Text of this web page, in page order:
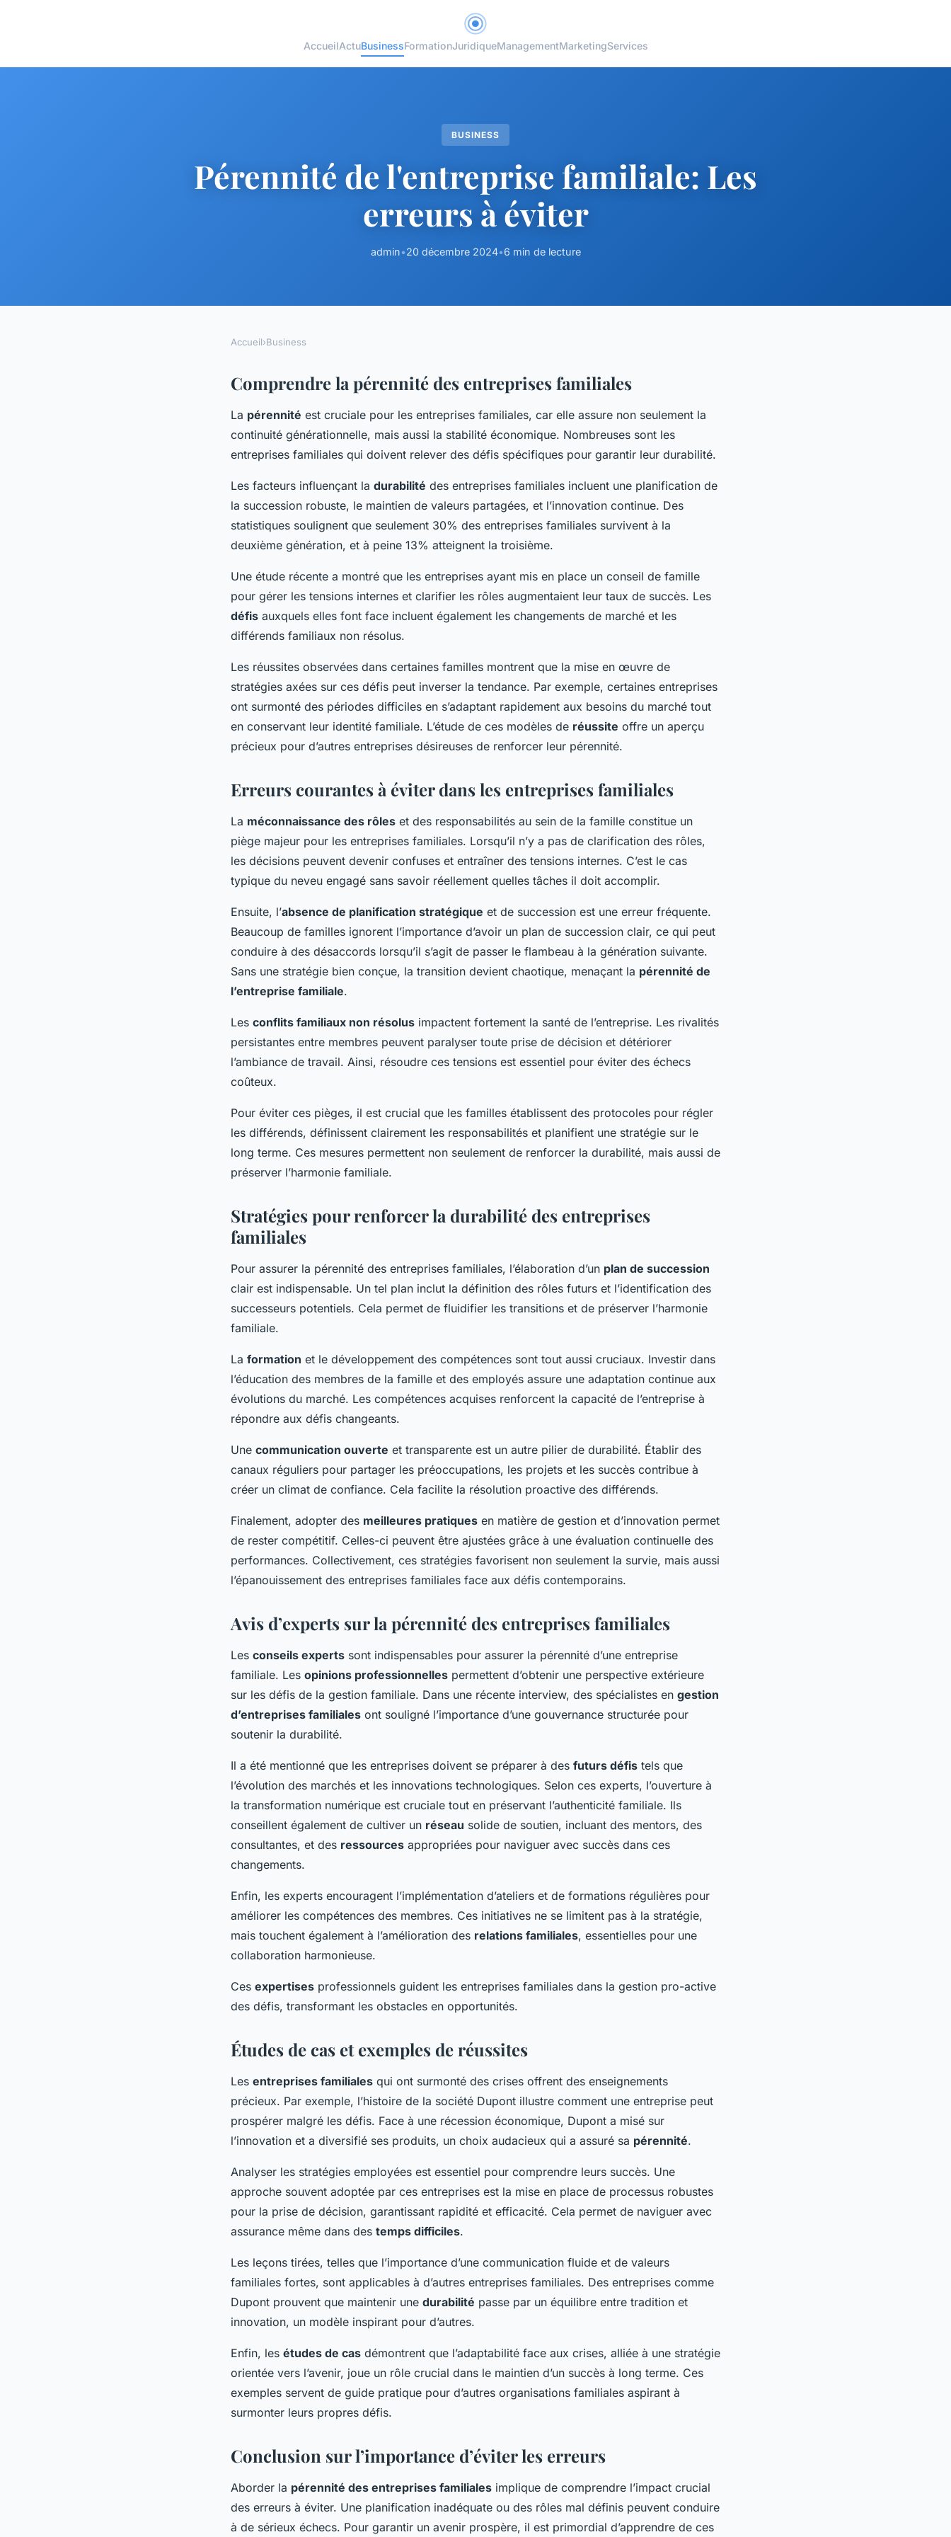
AccueilActuBusinessFormationJuridiqueManagementMarketingServices
BUSINESS
Pérennité de l'entreprise familiale: Les
erreurs à éviter
admin•20 décembre 2024•6 min de lecture
Accueil›Business
Comprendre la pérennité des entreprises familiales
La pérennité est cruciale pour les entreprises familiales, car elle assure non seulement la
continuité générationnelle, mais aussi la stabilité économique. Nombreuses sont les
entreprises familiales qui doivent relever des défis spécifiques pour garantir leur durabilité.
Les facteurs influençant la durabilité des entreprises familiales incluent une planification de
la succession robuste, le maintien de valeurs partagées, et l’innovation continue. Des
statistiques soulignent que seulement 30% des entreprises familiales survivent à la
deuxième génération, et à peine 13% atteignent la troisième.
Une étude récente a montré que les entreprises ayant mis en place un conseil de famille
pour gérer les tensions internes et clarifier les rôles augmentaient leur taux de succès. Les
défis auxquels elles font face incluent également les changements de marché et les
différends familiaux non résolus.
Les réussites observées dans certaines familles montrent que la mise en œuvre de
stratégies axées sur ces défis peut inverser la tendance. Par exemple, certaines entreprises
ont surmonté des périodes difficiles en s’adaptant rapidement aux besoins du marché tout
en conservant leur identité familiale. L’étude de ces modèles de réussite offre un aperçu
précieux pour d’autres entreprises désireuses de renforcer leur pérennité.
Erreurs courantes à éviter dans les entreprises familiales
La méconnaissance des rôles et des responsabilités au sein de la famille constitue un
piège majeur pour les entreprises familiales. Lorsqu’il n’y a pas de clarification des rôles,
les décisions peuvent devenir confuses et entraîner des tensions internes. C’est le cas
typique du neveu engagé sans savoir réellement quelles tâches il doit accomplir.
Ensuite, l’absence de planification stratégique et de succession est une erreur fréquente.
Beaucoup de familles ignorent l’importance d’avoir un plan de succession clair, ce qui peut
conduire à des désaccords lorsqu’il s’agit de passer le flambeau à la génération suivante.
Sans une stratégie bien conçue, la transition devient chaotique, menaçant la pérennité de
l’entreprise familiale.
Les conflits familiaux non résolus impactent fortement la santé de l’entreprise. Les rivalités
persistantes entre membres peuvent paralyser toute prise de décision et détériorer
l’ambiance de travail. Ainsi, résoudre ces tensions est essentiel pour éviter des échecs
coûteux.
Pour éviter ces pièges, il est crucial que les familles établissent des protocoles pour régler
les différends, définissent clairement les responsabilités et planifient une stratégie sur le
long terme. Ces mesures permettent non seulement de renforcer la durabilité, mais aussi de
préserver l’harmonie familiale.
Stratégies pour renforcer la durabilité des entreprises
familiales
Pour assurer la pérennité des entreprises familiales, l’élaboration d’un plan de succession
clair est indispensable. Un tel plan inclut la définition des rôles futurs et l’identification des
successeurs potentiels. Cela permet de fluidifier les transitions et de préserver l’harmonie
familiale.
La formation et le développement des compétences sont tout aussi cruciaux. Investir dans
l’éducation des membres de la famille et des employés assure une adaptation continue aux
évolutions du marché. Les compétences acquises renforcent la capacité de l’entreprise à
répondre aux défis changeants.
Une communication ouverte et transparente est un autre pilier de durabilité. Établir des
canaux réguliers pour partager les préoccupations, les projets et les succès contribue à
créer un climat de confiance. Cela facilite la résolution proactive des différends.
Finalement, adopter des meilleures pratiques en matière de gestion et d’innovation permet
de rester compétitif. Celles-ci peuvent être ajustées grâce à une évaluation continuelle des
performances. Collectivement, ces stratégies favorisent non seulement la survie, mais aussi
l’épanouissement des entreprises familiales face aux défis contemporains.
Avis d’experts sur la pérennité des entreprises familiales
Les conseils experts sont indispensables pour assurer la pérennité d’une entreprise
familiale. Les opinions professionnelles permettent d’obtenir une perspective extérieure
sur les défis de la gestion familiale. Dans une récente interview, des spécialistes en gestion
d’entreprises familiales ont souligné l’importance d’une gouvernance structurée pour
soutenir la durabilité.
Il a été mentionné que les entreprises doivent se préparer à des futurs défis tels que
l’évolution des marchés et les innovations technologiques. Selon ces experts, l’ouverture à
la transformation numérique est cruciale tout en préservant l’authenticité familiale. Ils
conseillent également de cultiver un réseau solide de soutien, incluant des mentors, des
consultantes, et des ressources appropriées pour naviguer avec succès dans ces
changements.
Enfin, les experts encouragent l’implémentation d’ateliers et de formations régulières pour
améliorer les compétences des membres. Ces initiatives ne se limitent pas à la stratégie,
mais touchent également à l’amélioration des relations familiales, essentielles pour une
collaboration harmonieuse.
Ces expertises professionnels guident les entreprises familiales dans la gestion pro-active
des défis, transformant les obstacles en opportunités.
Études de cas et exemples de réussites
Les entreprises familiales qui ont surmonté des crises offrent des enseignements
précieux. Par exemple, l’histoire de la société Dupont illustre comment une entreprise peut
prospérer malgré les défis. Face à une récession économique, Dupont a misé sur
l’innovation et a diversifié ses produits, un choix audacieux qui a assuré sa pérennité.
Analyser les stratégies employées est essentiel pour comprendre leurs succès. Une
approche souvent adoptée par ces entreprises est la mise en place de processus robustes
pour la prise de décision, garantissant rapidité et efficacité. Cela permet de naviguer avec
assurance même dans des temps difficiles.
Les leçons tirées, telles que l’importance d’une communication fluide et de valeurs
familiales fortes, sont applicables à d’autres entreprises familiales. Des entreprises comme
Dupont prouvent que maintenir une durabilité passe par un équilibre entre tradition et
innovation, un modèle inspirant pour d’autres.
Enfin, les études de cas démontrent que l’adaptabilité face aux crises, alliée à une stratégie
orientée vers l’avenir, joue un rôle crucial dans le maintien d’un succès à long terme. Ces
exemples servent de guide pratique pour d’autres organisations familiales aspirant à
surmonter leurs propres défis.
Conclusion sur l’importance d’éviter les erreurs
Aborder la pérennité des entreprises familiales implique de comprendre l’impact crucial
des erreurs à éviter. Une planification inadéquate ou des rôles mal définis peuvent conduire
à de sérieux échecs. Pour garantir un avenir prospère, il est primordial d’apprendre de ces